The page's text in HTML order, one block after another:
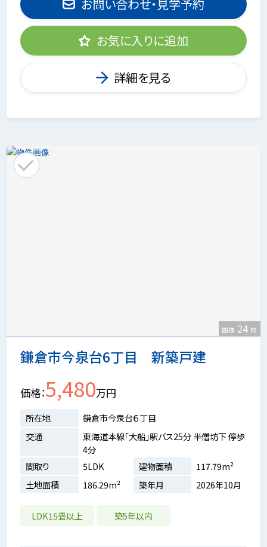
お問い合わせ・見学予約
お気に入りに追加
詳細を見る
鎌倉市今泉台6丁目 新築戸建
画像 24 枚
価格 5,480万円
所在地
鎌倉市今泉台６丁目
交通
東海道本線「大船」駅バス25分 半僧坊下 停歩
4分
間取り
5LDK 建物面積
117.79m²
土地面積
186.29m² 築年月 2026年10月
LDK15畳以上 築5年以内